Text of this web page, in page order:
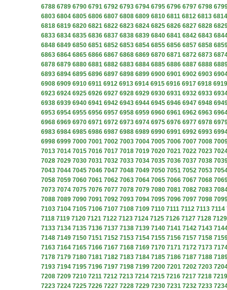
6788 6789 6790 6791 6792 6793 6794 6795 6796 6797 6798
6803 6804 6805 6806 6807 6808 6809 6810 6811 6812 6813 6814
6818 6819 6820 6821 6822 6823 6824 6825 6826 6827 6828
6833 6834 6835 6836 6837 6838 6839 6840 6841 6842 6843
6848 6849 6850 6851 6852 6853 6854 6855 6856 6857 6858
6863 6864 6865 6866 6867 6868 6869 6870 6871 6872 6873
6878 6879 6880 6881 6882 6883 6884 6885 6886 6887 6888
6893 6894 6895 6896 6897 6898 6899 6900 6901 6902 6903
6908 6909 6910 6911 6912 6913 6914 6915 6916 6917 6918 6919
6923 6924 6925 6926 6927 6928 6929 6930 6931 6932 6933
6938 6939 6940 6941 6942 6943 6944 6945 6946 6947 6948
6953 6954 6955 6956 6957 6958 6959 6960 6961 6962 6963
6968 6969 6970 6971 6972 6973 6974 6975 6976 6977 6978
6983 6984 6985 6986 6987 6988 6989 6990 6991 6992 6993
6998 6999 7000 7001 7002 7003 7004 7005 7006 7007 7008
7013 7014 7015 7016 7017 7018 7019 7020 7021 7022 7023
7028 7029 7030 7031 7032 7033 7034 7035 7036 7037 7038
7043 7044 7045 7046 7047 7048 7049 7050 7051 7052 7053
7058 7059 7060 7061 7062 7063 7064 7065 7066 7067 7068
7073 7074 7075 7076 7077 7078 7079 7080 7081 7082 7083
7088 7089 7090 7091 7092 7093 7094 7095 7096 7097 7098
7103 7104 7105 7106 7107 7108 7109 7110 7111 7112 7113 7114
7118 7119 7120 7121 7122 7123 7124 7125 7126 7127 7128 7129
7133 7134 7135 7136 7137 7138 7139 7140 7141 7142 7143
7148 7149 7150 7151 7152 7153 7154 7155 7156 7157 7158
7163 7164 7165 7166 7167 7168 7169 7170 7171 7172 7173
7178 7179 7180 7181 7182 7183 7184 7185 7186 7187 7188
7193 7194 7195 7196 7197 7198 7199 7200 7201 7202 7203
7208 7209 7210 7211 7212 7213 7214 7215 7216 7217 7218 7219
7223 7224 7225 7226 7227 7228 7229 7230 7231 7232 7233